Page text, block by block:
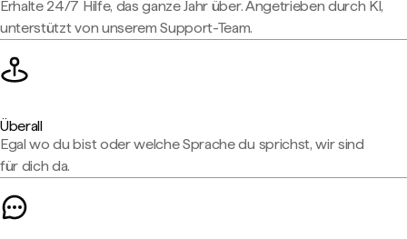
Erhalte 24/7 Hilfe, das ganze Jahr über. Angetrieben durch KI,
unterstützt von unserem Support-Team.
Überall
Egal wo du bist oder welche Sprache du sprichst, wir sind
für dich da.